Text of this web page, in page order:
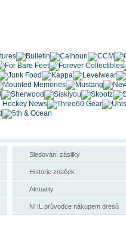
Sledování zásilky
Historie značek
Aktuality
NHL průvodce nákupem dresů